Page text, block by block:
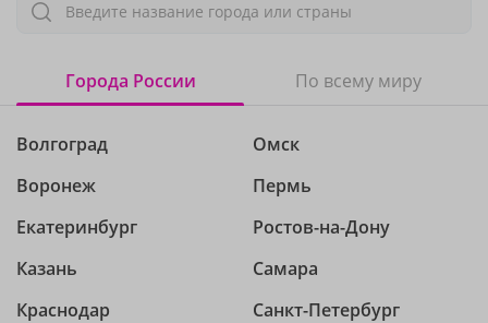
Введите название города или страны
Города России По всему миру
Волгоград
Воронеж
Екатеринбург
Казань
Краснодар
Омск
Пермь
Ростов-на-Дону
Самара
Санкт-Петербург